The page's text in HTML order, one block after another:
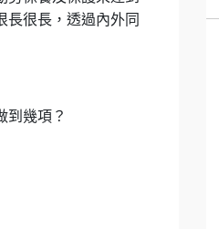
長很長，透過內外同
到幾項？